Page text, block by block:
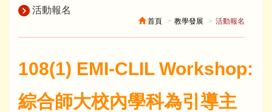
活動報名
首頁 教學發展 活動報名
108(1) EMI-CLIL Workshop:
綜合師大校內學科為引導主